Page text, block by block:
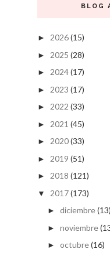
BLOG
► 2026(15)
► 2025 (28)
► 2024(17)
► 2023 (17)
► 2022 (33)
► 2021 (45)
► 2020(33)
► 2019 (51)
► 2018 (121)
▼ 2017(173)
► diciembre(13)
► noviembre
► octubre(16)